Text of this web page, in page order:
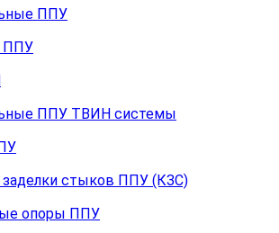
ППУ
ППУ
ППУ ТВИН системы
стыков ППУ (КЗС)
опоры ППУ